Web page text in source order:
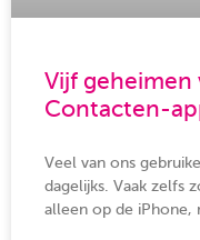
Vijf geheimen
Contacten-
Veel van ons
dagelijks. Vaak zelfs
alleen op de iPhone,